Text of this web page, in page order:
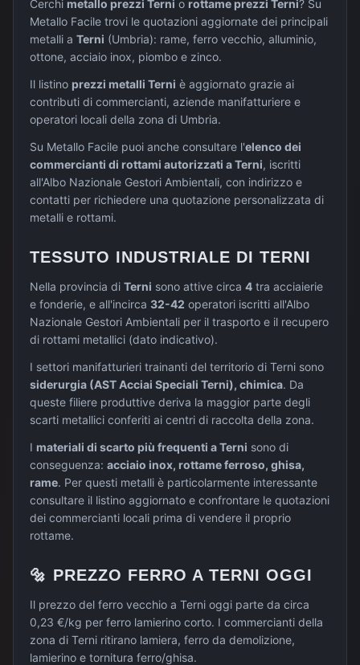
Cerchi metallo prezzi Terni o rottame prezzi Terni? Su
Metallo Facile trovi le quotazioni aggiornate dei principali
metalli a Terni (Umbria): rame, ferro vecchio, alluminio,
ottone, acciaio inox, piombo e zinco.
Il listino prezzi metalli Terni è aggiornato grazie ai
contributi di commercianti, aziende manifatturiere e
operatori locali della zona di Umbria.
Su Metallo Facile puoi anche consultare l'elenco dei
commercianti di rottami autorizzati aTerni, iscritti
all'Albo Nazionale Gestori Ambientali, con indirizzo e
contatti per richiedere una quotazione personalizzata di
metalli e rottami.
TESSUTO INDUSTRIALE DI TERNI
Nella provincia di Terni sono attive circa 4 tra acciaierie
e fonderie, e all'incirca 32-42 operatori iscritti all'Albo
Nazionale Gestori Ambientali per il trasporto e il recupero
di rottami metallici (dato indicativo).
I settori manifatturieri trainanti del territorio di Terni sono
siderurgia (AST Acciai Speciali Terni), chimica. Da
queste filiere produttive deriva la maggior parte degli
scarti metallici conferiti ai centri di raccolta della zona.
I materiali di scarto più frequenti aTerni sono di
conseguenza: acciaio inox, rottame ferroso, ghisa,
rame. Per questi metalli è particolarmente interessante
consultare il listino aggiornato e confrontare le quotazioni
dei commercianti locali prima di vendere il proprio
rottame.
🔩 PREZZO FERRO A TERNI OGGI
Il prezzo del ferro vecchio a Terni oggi parte da circa
0,23 €/kg per ferro lamierino corto. I commercianti della
zona di Terni ritirano lamiera, ferro da demolizione,
lamierino e tornitura ferro/ghisa.